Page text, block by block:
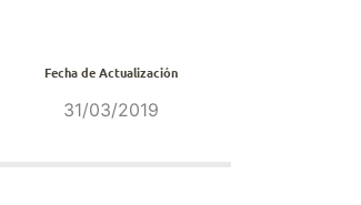
Fecha de Actualización
31/03/2019